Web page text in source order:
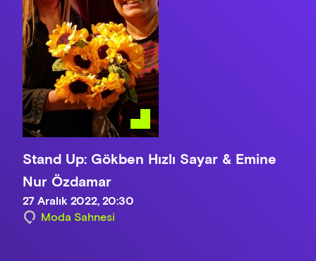
Stand Up: Gökben Hızlı Sayar & Emine
Nur Özdamar
27 Aralık 2022, 20:30
Moda Sahnesi